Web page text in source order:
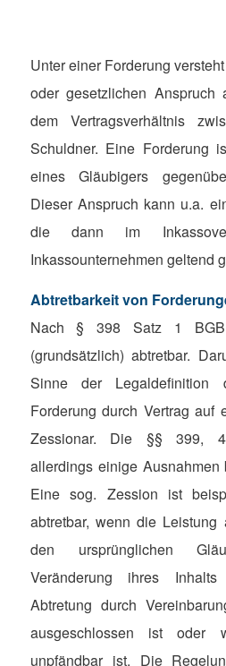
Unter einer Forderung
oder gesetzlichen
dem Vertragsverhältnis
Schuldner. Eine Forderung
eines Gläubigers
Dieser Anspruch kann u.a.
die dann im
Inkassounternehmen geltend
Abtretbarkeit von
Nach § 398 Satz 1
(grundsätzlich) abtretbar.
Sinne der Legaldefinition
Forderung durch Vertrag auf
Zessionar. Die §§ 399,
allerdings einige Ausnahmen
Eine sog. Zession ist
abtretbar, wenn die
den ursprünglichen
Veränderung ihres
Abtretung durch
ausgeschlossen ist oder
unpfändbar ist. Die